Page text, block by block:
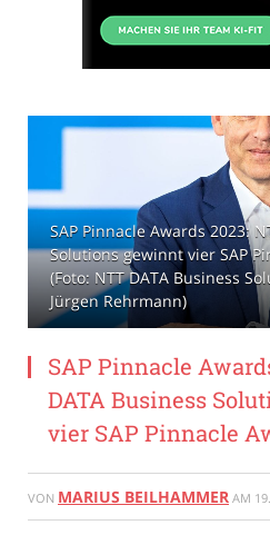
SAP Pinnacle Awards 2023:
Solutions gewinnt vier SAP
(Foto: NTT DATA Business
Jürgen Rehrmann)
SAP Pinnacle
DATA Business
vier SAP Pinnacle
VON MARIUS BEILHAMMER AM